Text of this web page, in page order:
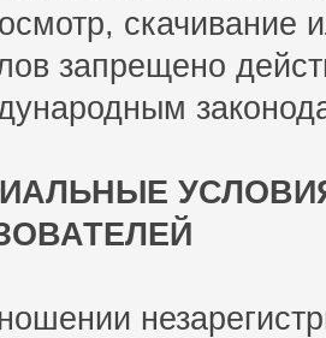
скачивание
запрещено